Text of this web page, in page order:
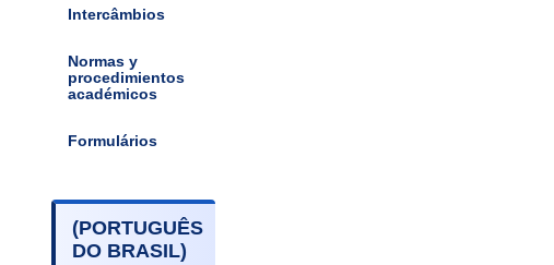
Intercâmbios
Normas y
procedimientos
académicos
Formulários
(PORTUGUÊS
DO BRASIL)